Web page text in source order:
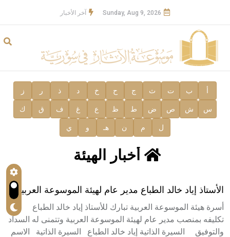
Sunday, Aug 9, 2026 آخر الأخبار
أ ب ت ث ج ح خ د ذ ر ز
س ش ص ض ط ظ ع غ ف ق ك
ل م ن هـ و ي
أخبار الهيئة
الأستاذ إياد خالد الطباع مدير عام لهيئة الموسوعة العربية
أسرة هيئة الموسوعة العربية تبارك للأستاذ إياد خالد الطباع
تكليفه بمنصب مدير عام لهيئة الموسوعة العربية وتتمنى له السداد
والتوفيق السيرة الذاتية إياد خالد الطباع السيرة الذاتية الاسم